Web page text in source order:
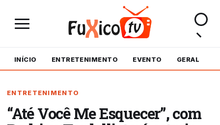
INÍCIO ENTRETENIMENTO EVENTO GERAL
ENTRETENIMENTO
“Até Você Me Esquecer”, com